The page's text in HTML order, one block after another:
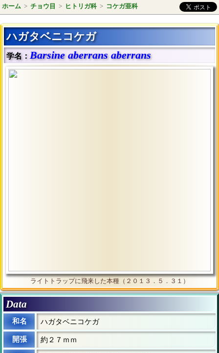
ホーム > チョウ目 > ヒトリガ科 > コケガ亜科
ハガタベニコケガ
学名： Barsine aberrans aberrans
ライトトラップに飛来した本種（２０１３．５．３１）
Data
和名 ハガタベニコケガ
開張 約２７ｍｍ